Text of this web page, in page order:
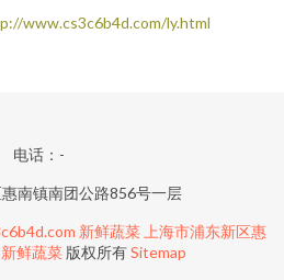
www.cs3c6b4d.com/ly.html
电话：-
南镇南团公路856号一层
新鲜蔬菜 上海市浦东新区惠
新鲜蔬菜 版权所有Sitemap